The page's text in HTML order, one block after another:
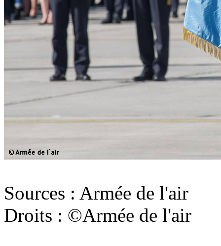
Sources : Armée de l'air
Droits : ©Armée de l'air